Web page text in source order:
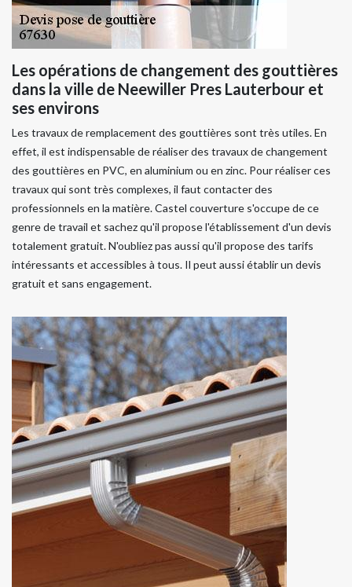
Les opérations de changement des gouttières
dans la ville de Neewiller Pres Lauterbour et
ses environs
Les travaux de remplacement des gouttières sont très utiles. En
effet, il est indispensable de réaliser des travaux de changement
des gouttières en PVC, en aluminium ou en zinc. Pour réaliser ces
travaux qui sont très complexes, il faut contacter des
professionnels en la matière. Castel couverture s'occupe de ce
genre de travail et sachez qu'il propose l'établissement d'un devis
totalement gratuit. N'oubliez pas aussi qu'il propose des tarifs
intéressants et accessibles à tous. Il peut aussi établir un devis
gratuit et sans engagement.